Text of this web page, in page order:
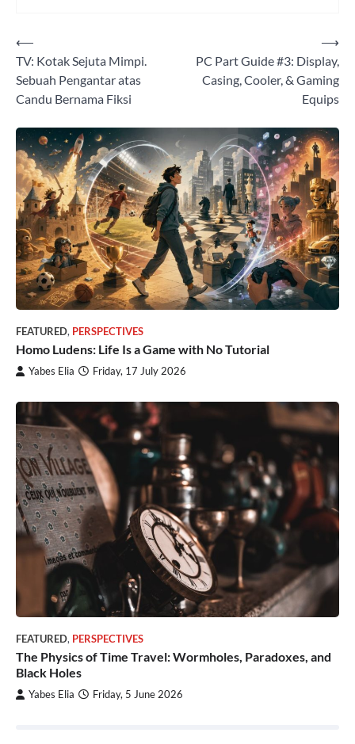
Post
navigation
⟵
TV: Kotak Sejuta Mimpi.
Sebuah Pengantar atas
Candu Bernama Fiksi
PC Part Guide #3: Display,
Casing, Cooler, & Gaming
Equips
⟶
FEATURED, PERSPECTIVES
Homo Ludens: Life Is a Game with No Tutorial
Yabes Elia Friday, 17 July 2026
FEATURED, PERSPECTIVES
The Physics of Time Travel: Wormholes, Paradoxes, and
Black Holes
Yabes Elia Friday, 5 June 2026